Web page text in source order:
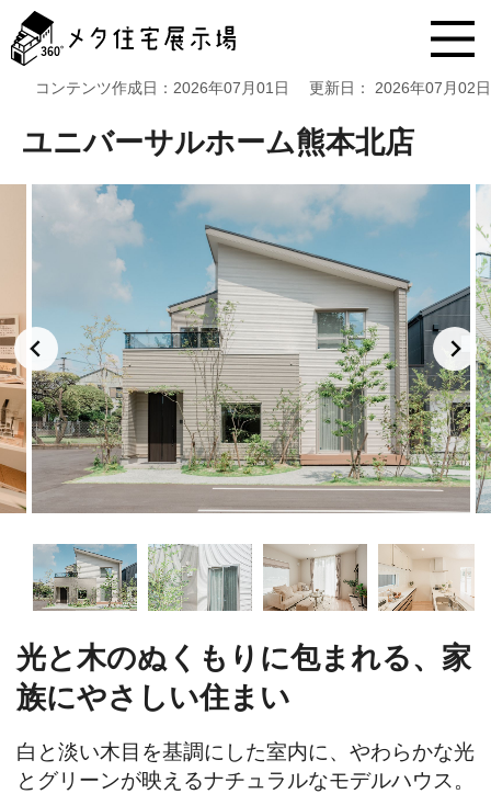
タ
住
キ
ッ
プ
コンテンツ作成日： 2026年07月01日 更新日： 2026年07月02日
ユニバーサルホーム熊本北店
光と木のぬくもりに包まれる、家
族にやさしい住まい
白と淡い木目を基調にした室内に、やわらかな光
とグリーンが映えるナチュラルなモデルハウス。